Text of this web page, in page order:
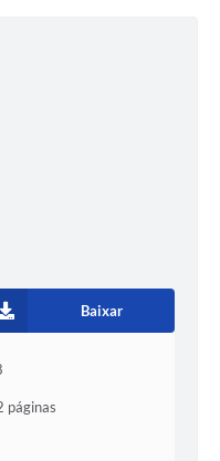
Baixar
páginas